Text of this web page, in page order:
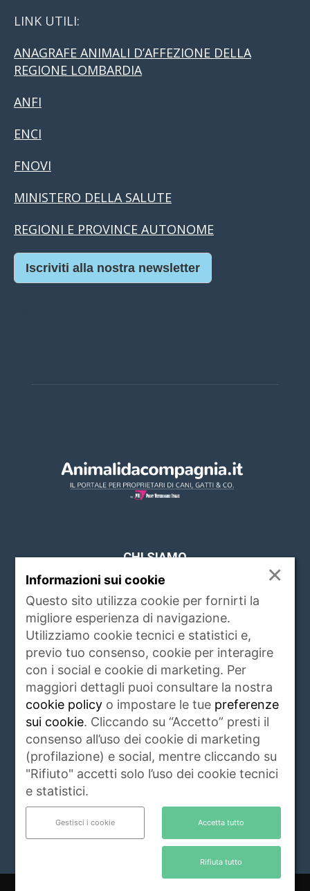
LINK UTILI:
ANAGRAFE ANIMALI D’AFFEZIONE DELLA
REGIONE LOMBARDIA
ANFI
ENCI
FNOVI
MINISTERO DELLA SALUTE
REGIONI E PROVINCE AUTONOME
Iscriviti alla nostra newsletter
CHI SIAMO
www.animalidacompagnia.it è il portale che
soddisfa le esigenze dei proprietari di PET,
trait d'union tra proprietario e veterinari,
istituzioni, allevatori ed operatori del settore.
Raccoglie ogni giorno notizie di attualità,
igiene e salute, rubriche, eventi e servizi
riguardanti gli animali da compagnia e non
solo.Leggi di più
Contattaci:info@animalidacompagnia.it
Informazioni sui cookie ×
Questo sito utilizza cookie per fornirti la
migliore esperienza di navigazione.
Utilizziamo cookie tecnici e statistici e,
previo tuo consenso, cookie per interagire
con i social e cookie di marketing. Per
maggiori dettagli puoi consultare la nostra
cookie policy o impostare le tue preferenze
sui cookie. Cliccando su “Accetto” presti il
consenso all’uso dei cookie di marketing
(profilazione) e social, mentre cliccando su
"Rifiuto" accetti solo l’uso dei cookie tecnici
e statistici.
Gestisci i cookie Accetta tutto
Rifiuta tutto